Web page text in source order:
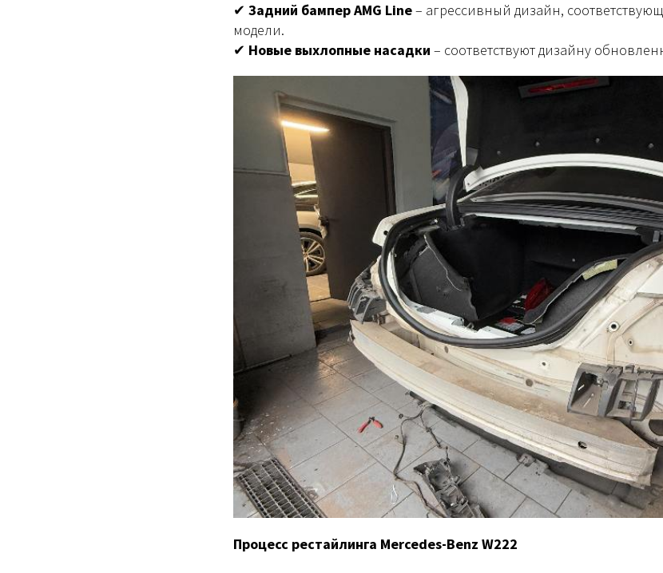
✔ Задний бампер AMG Line– агрессивный дизайн,
модели.
✔ Новые выхлопные насадки – соответствуют дизайну
Процесс рестайлинга Mercedes-Benz W222